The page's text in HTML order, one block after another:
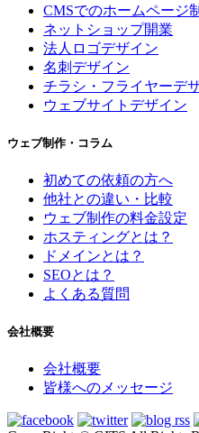
CMSでのホームページ
ネットショップ開業
法人ロゴデザイン
名刺デザイン
チラシ・フライヤーデ
ウェブサイトデザイン
ウェブ制作・コラム
初めての依頼の方へ
他社との違い・比較
ウェブ制作の料金設定
ホスティングとは？
ドメインとは？
SEOとは？
よくある質問
会社概要
会社概要
皆様へのメッセージ